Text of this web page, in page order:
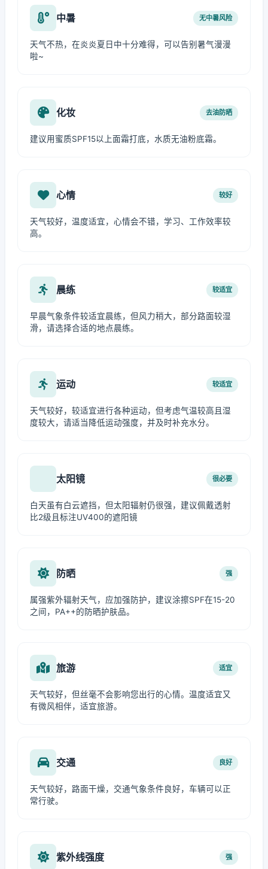
中暑 无中暑风险
天气不热，在炎炎夏日中十分难得，可以告别暑气漫漫
啦~
化妆 去油防晒
建议用蜜质SPF15以上面霜打底，水质无油粉底霜。
心情 较好
天气较好，温度适宜，心情会不错，学习、工作效率较
高。
晨练 较适宜
早晨气象条件较适宜晨练，但风力稍大，部分路面较湿
滑，请选择合适的地点晨练。
运动 较适宜
天气较好，较适宜进行各种运动，但考虑气温较高且湿
度较大，请适当降低运动强度，并及时补充水分。
太阳镜 很必要
白天虽有白云遮挡，但太阳辐射仍很强，建议佩戴透射
比2级且标注UV400的遮阳镜
防晒 强
属强紫外辐射天气，应加强防护，建议涂擦SPF在15-20
之间，PA++的防晒护肤品。
旅游 适宜
天气较好，但丝毫不会影响您出行的心情。温度适宜又
有微风相伴，适宜旅游。
交通 良好
天气较好，路面干燥，交通气象条件良好，车辆可以正
常行驶。
紫外线强度 强